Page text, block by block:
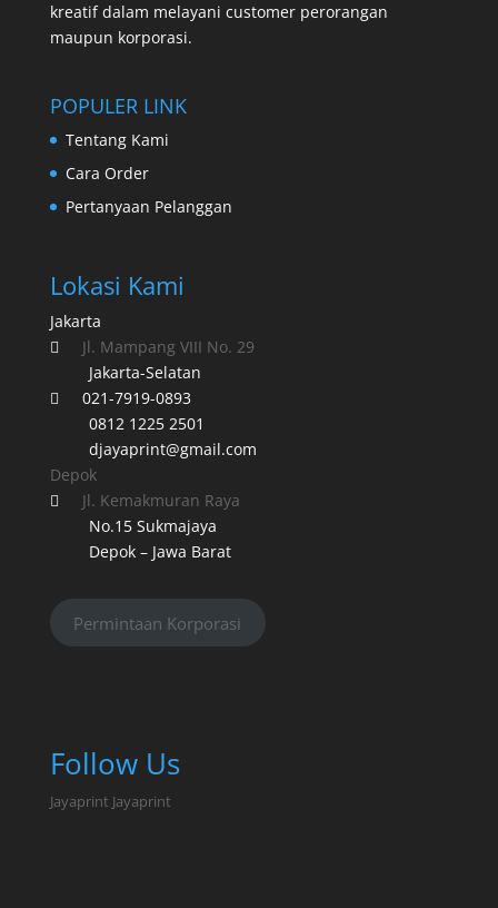
kreatif dalam melayani customer perorangan
maupun korporasi.
POPULER LINK
Tentang Kami
Cara Order
Pertanyaan Pelanggan
Lokasi Kami
Jakarta

Jl. Mampang VIII No. 29
Jakarta-Selatan

021-7919-0893
0812 1225 2501
djayaprint@gmail.com
Depok

Jl. Kemakmuran Raya
No.15 Sukmajaya
Depok – Jawa Barat
Permintaan Korporasi
Follow Us
Jayaprint Jayaprint